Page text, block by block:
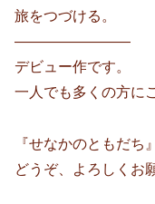
旅をつづける。
————————
デビュー作です。
一人でも多くの方に
『せなかのともだち』
どうぞ、よろしくお